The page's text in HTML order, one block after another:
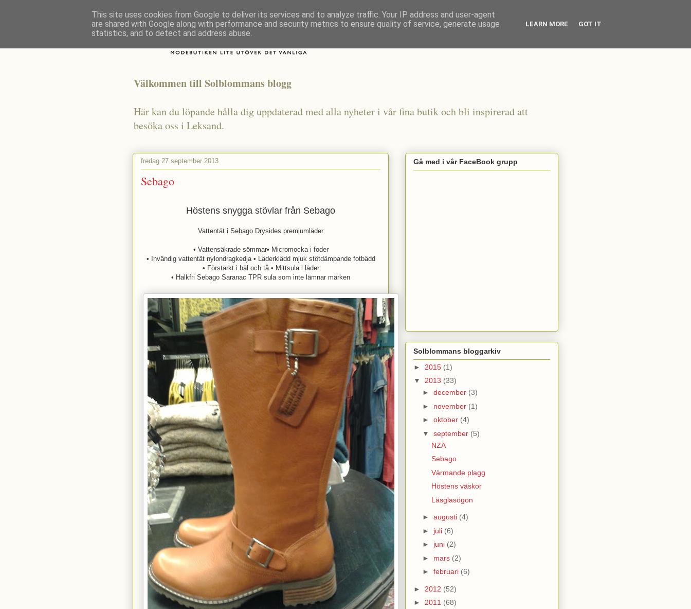
Välkommen till Solblommans blogg
Här kan du löpande hålla dig uppdaterad med alla nyheter i vår fina butik och bli inspirerad att
besöka oss i Leksand.
fredag 27 september 2013
Sebago
Höstens snygga stövlar från Sebago
Vattentät i Sebago Drysides premiumläder
• Vattensäkrade sömmar• Micromocka i foder
• Invändig vattentät nylondragkedja • Läderklädd mjuk stötdämpande fotbädd
• Förstärkt i häl och tå • Mittsula i läder
• Halkfri Sebago Saranac TPR sula som inte lämnar märken
Gå med i vår FaceBook grupp
Solblommans bloggarkiv
► 2015 (1)
▼ 2013 (33)
► december (3)
► november (1)
► oktober (4)
▼ september (5)
NZA
Sebago
Värmande plagg
Höstens väskor
Läsglasögon
► augusti (4)
► juli (6)
► juni (2)
► mars (2)
► februari (6)
► 2012 (52)
► 2011 (68)
This site uses cookies from Google to deliver its services and to analyze traffic. Your IP address and user-agent
are shared with Google along with performance and security metrics to ensure quality of service, generate usage
statistics, and to detect and address abuse.
LEARN MORE GOT IT